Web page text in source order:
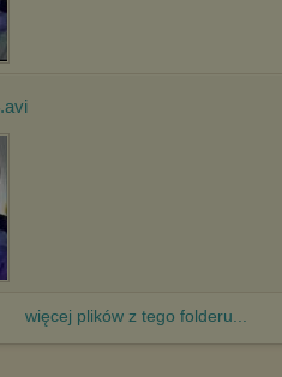
.avi
więcej plików z tego folderu...